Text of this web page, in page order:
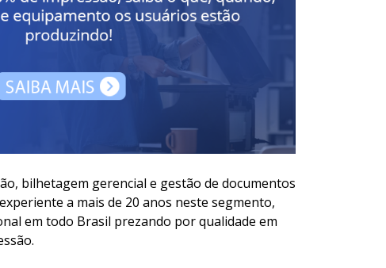
bilhetagem gerencial e gestão de documentos
a mais de 20 anos neste segmento,
em todo Brasil prezando por qualidade em